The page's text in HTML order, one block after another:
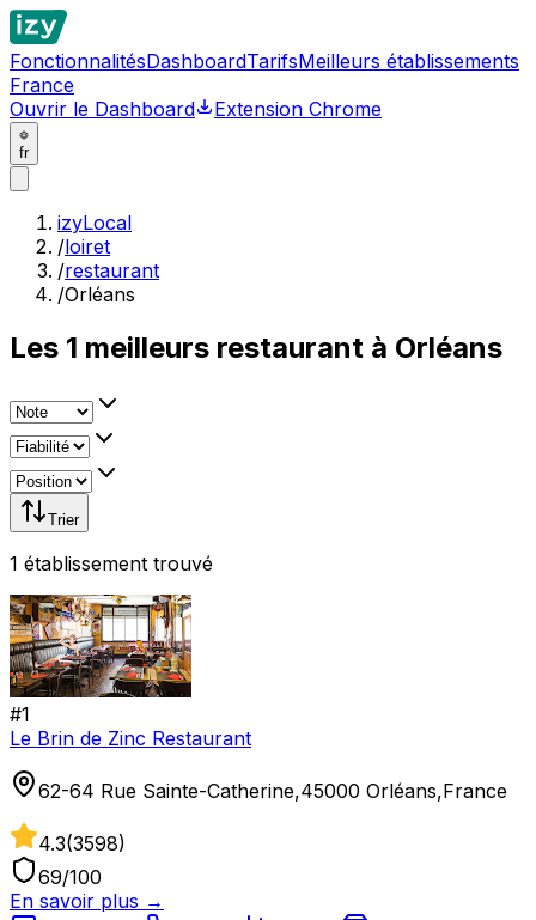
FonctionnalitésDashboardTarifsMeilleurs établissements
France
Ouvrir le Dashboard
Extension Chrome
fr
izyLocal
/loiret
/restaurant
/Orléans
Les 1 meilleurs restaurant à Orléans
Trier
1 établissement trouvé
#1
Le Brin de Zinc Restaurant
62-64 Rue Sainte-Catherine,45000 Orléans,France
4.3(3598)
69/100
En savoir plus →